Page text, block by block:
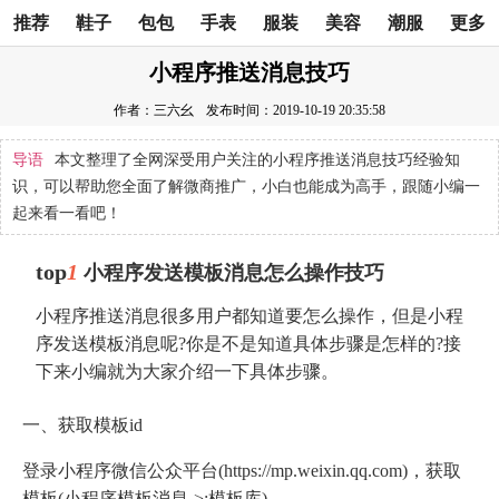
推荐 鞋子 包包 手表 服装 美容 潮服 更多
小程序推送消息技巧
作者：三六幺 发布时间：2019-10-19 20:35:58
导语
本文整理了全网深受用户关注的小程序推送消息技巧经验知
识，可以帮助您全面了解微商推广，小白也能成为高手，跟随小编一
起来看一看吧！
top1 小程序发送模板消息怎么操作技巧
小程序推送消息很多用户都知道要怎么操作，但是小程
序发送模板消息呢?你是不是知道具体步骤是怎样的?接
下来小编就为大家介绍一下具体步骤。
一、获取模板id
登录小程序微信公众平台(https://mp.weixin.qq.com)，获取